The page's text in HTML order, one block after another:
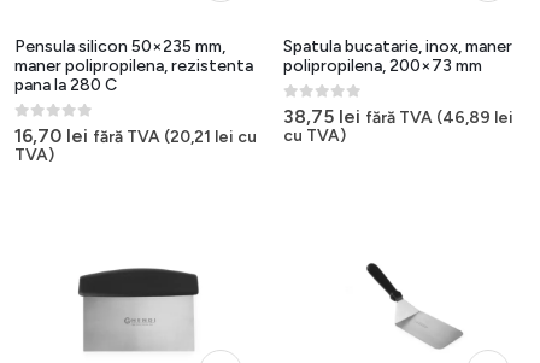
Pensula silicon 50×235 mm,
maner polipropilena, rezistenta
pana la 280 C
0out of 5
16,70 lei fără TVA (20,21 lei cu
TVA)
Spatula bucatarie, inox, maner
polipropilena, 200×73 mm
0out of 5
38,75 lei fără TVA (46,89 lei
cu TVA)